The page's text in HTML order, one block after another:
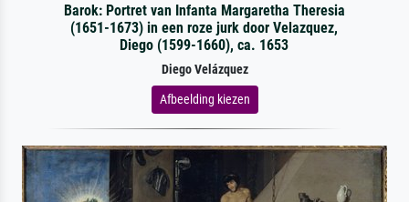
Barok: Portret van Infanta Margaretha Theresia
(1651-1673) in een roze jurk door Velazquez,
Diego (1599-1660), ca. 1653
Diego Velázquez
Afbeelding kiezen